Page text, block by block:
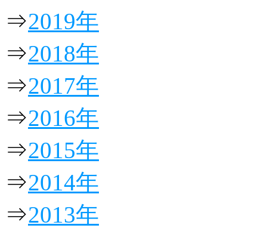
⇒2019年
⇒2018年
⇒2017年
⇒2016年
⇒2015年
⇒2014年
⇒2013年